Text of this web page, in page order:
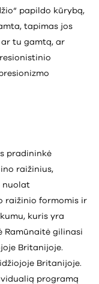
papildo kūrybą,
tapimas jos
ar tu gamtą, ar
pradininkė
raižinius,
nuolat
raižinio formomis ir
kuris yra
Ramūnaitė gilinasi
Britanijoje.
Britanijoje.
programą